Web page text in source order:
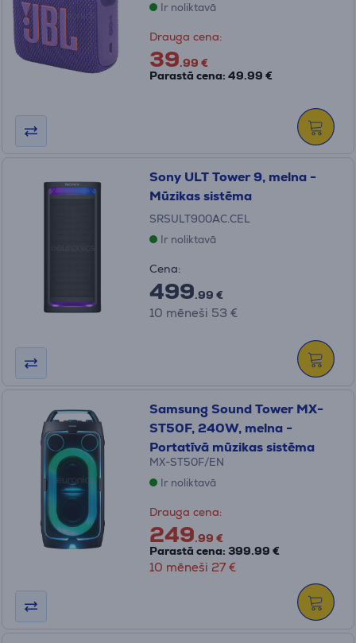
Ir noliktavā
Drauga cena:
39.99 €
Parastā cena: 49.99 €
Sony ULT Tower 9, melna -
Mūzikas sistēma
SRSULT900AC.CEL
Ir noliktavā
Cena:
499.99 €
10 mēneši 53 €
Samsung Sound Tower MX-
ST50F, 240W, melna -
Portatīvā mūzikas sistēma
MX-ST50F/EN
Ir noliktavā
Drauga cena:
249.99 €
Parastā cena: 399.99 €
10 mēneši 27 €